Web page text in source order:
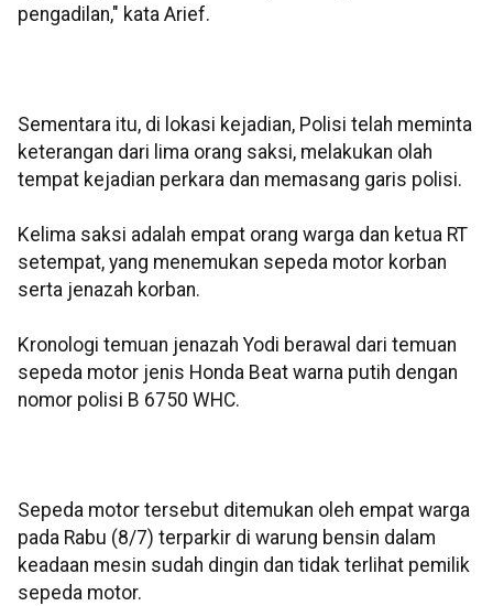
pengadilan," kata Arief.
Sementara itu, di lokasi kejadian, Polisi telah meminta
keterangan dari lima orang saksi, melakukan olah
tempat kejadian perkara dan memasang garis polisi.
Kelima saksi adalah empat orang warga dan ketua RT
setempat, yang menemukan sepeda motor korban
serta jenazah korban.
Kronologi temuan jenazah Yodi berawal dari temuan
sepeda motor jenis Honda Beat warna putih dengan
nomor polisi B 6750 WHC.
Sepeda motor tersebut ditemukan oleh empat warga
pada Rabu (8/7) terparkir di warung bensin dalam
keadaan mesin sudah dingin dan tidak terlihat pemilik
sepeda motor.